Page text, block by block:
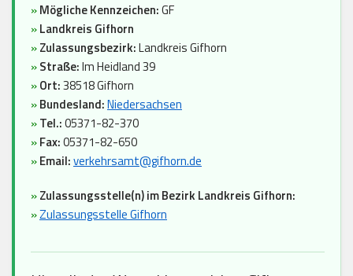
»Mögliche Kennzeichen:GF
»Landkreis Gifhorn
»Zulassungsbezirk:Landkreis Gifhorn
»Straße:Im Heidland 39
»Ort:38518 Gifhorn
»Bundesland:Niedersachsen
»Tel.:05371-82-370
»Fax:05371-82-650
»Email:verkehrsamt@gifhorn.de
»Zulassungsstelle(n) im Bezirk Landkreis Gifhorn:
»Zulassungsstelle Gifhorn